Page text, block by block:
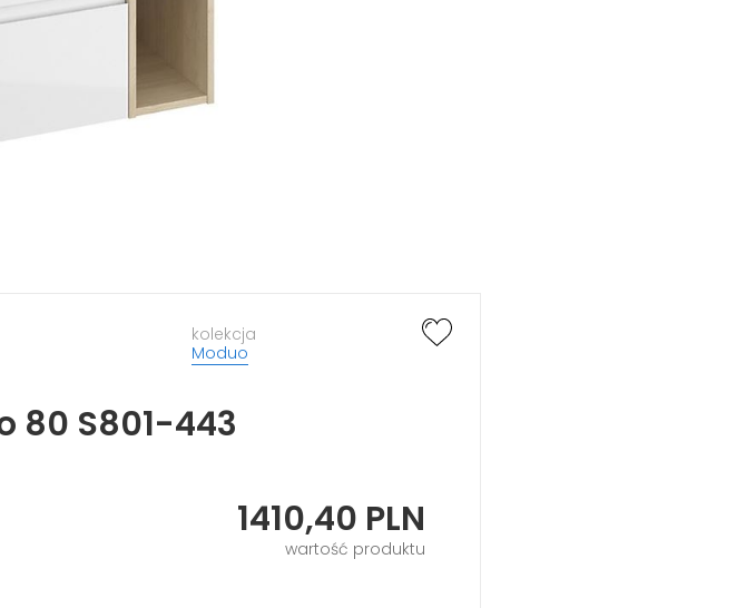
kolekcja
Moduo
80 S801-443
1410,40 PLN
wartość produktu